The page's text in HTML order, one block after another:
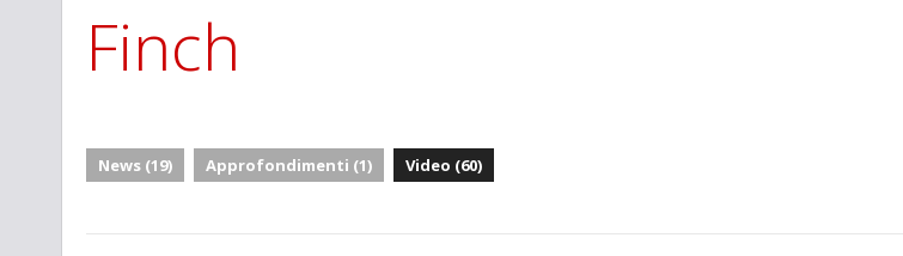
STAR TREK: STRANGE NEW WORLDS
Finch
News (19) Approfondimenti (1) Video (60)